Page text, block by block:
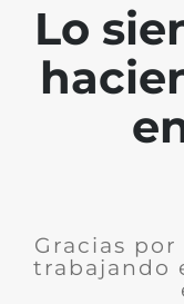
Lo
Gracias
trabajando